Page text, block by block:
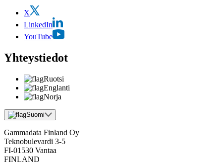
X
LinkedIn
YouTube
Yhteystiedot
Ruotsi
Englanti
Norja
Suomi
Gammadata Finland Oy
Teknobulevardi 3-5
FI-01530 Vantaa
FINLAND